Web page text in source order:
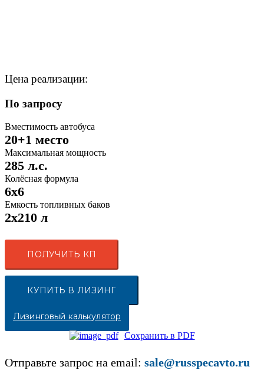
Цена реализации:
По запросу
Вместимость автобуса
20+1 место
Максимальная мощность
285 л.с.
Колёсная формула
6x6
Емкость топливных баков
2х210 л
ПОЛУЧИТЬ КП
КУПИТЬ В ЛИЗИНГ
Лизинговый калькулятор
Сохранить в PDF
Отправьте запрос на email: sale@russpecavto.ru